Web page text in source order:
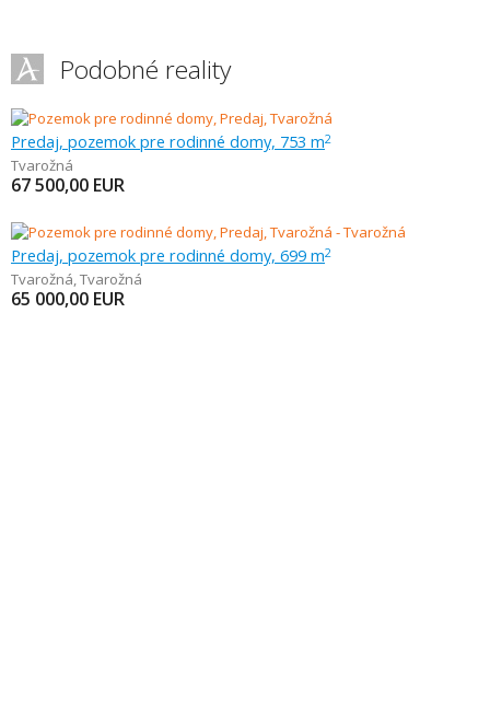
Podobné reality
Predaj, pozemok pre rodinné domy, 753 m2
Tvarožná
67 500,00 EUR
Predaj, pozemok pre rodinné domy, 699 m2
Tvarožná,Tvarožná
65 000,00 EUR